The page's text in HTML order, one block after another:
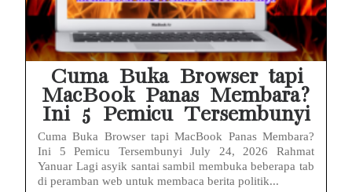
Cuma Buka Browser tapi
MacBook Panas Membara?
Ini 5 Pemicu Tersembunyi
Cuma Buka Browser tapi MacBook Panas Membara?
Ini 5 Pemicu Tersembunyi July 24, 2026 Rahmat
Yanuar Lagi asyik santai sambil membuka beberapa tab
di peramban web untuk membaca berita politik...